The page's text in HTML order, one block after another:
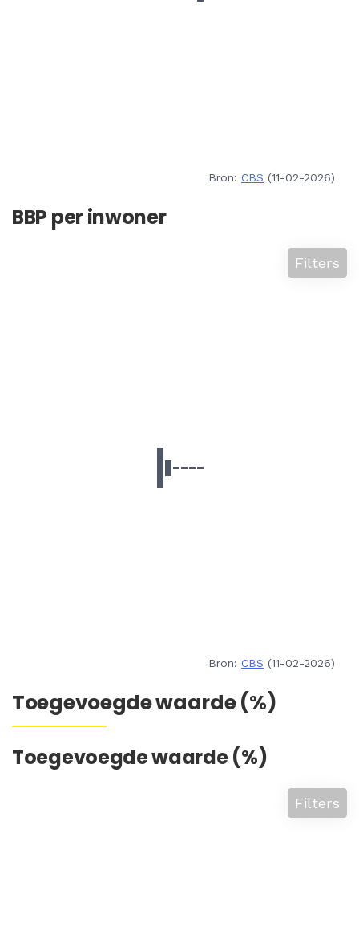
Bron: CBS (11-02-2026)
BBP per inwoner
Filters
Bron: CBS (11-02-2026)
Toegevoegde waarde (%)
Toegevoegde waarde (%)
Filters